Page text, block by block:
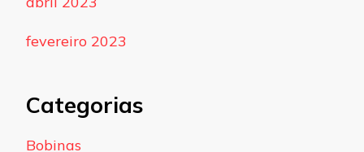
fevereiro 2023
Categorias
Bobinas